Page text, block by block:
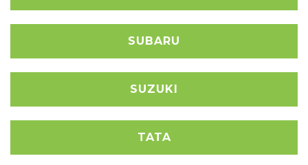
SUBARU
SUZUKI
TATA